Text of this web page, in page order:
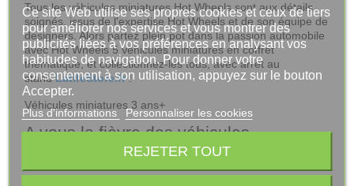
Tous les véhicules miniatures Hot Wheels sont aux détails
soignés, issus de l'expertise Hot Wheels et de son équipe de
designers. Alors partez plein pot dans la passion automobile
avec Hot Wheels 5 véhicules miniatures en coffret
thématique, et collectionnez-les tous, avec arrêt au
standLatifeStore.fr!
Véhicules miniatures 3 ans+
A vous la fièvre des véhicules
thématiques d'exception avec les Mini
Ce site Web utilise ses propres cookies et ceux de tiers
pour améliorer nos services et vous montrer des
publicités liées à vos préférences en analysant vos
habitudes de navigation. Pour donner votre
consentement à son utilisation, appuyez sur le bouton
Accepter.
Plus d'informations Personnaliser les cookies
REJETER TOUT